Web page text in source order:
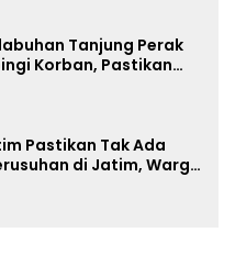
Tanjung Perak
Korban, Pastikan
Pastikan Tak Ada
di Jatim, Warga